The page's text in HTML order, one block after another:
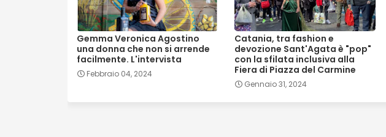
Gemma Veronica Agostino
una donna che non si arrende
facilmente. L'intervista
Febbraio 04, 2024
Catania, tra fashion e
devozione Sant'Agata è "pop"
con la sfilata inclusiva alla
Fiera di Piazza del Carmine
Gennaio 31, 2024